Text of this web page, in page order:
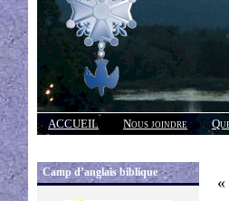
ACCUEIL Nous joindre
Réponses
Camp d’anglais biblique
«